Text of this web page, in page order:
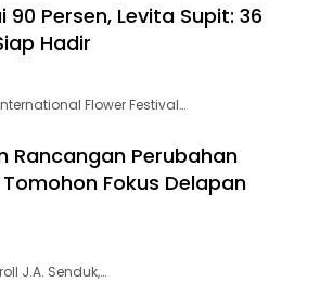
90 Persen, Levita Supit: 36
Hadir
Flower Festival…
Rancangan Perubahan
Fokus Delapan
J.A. Senduk,…